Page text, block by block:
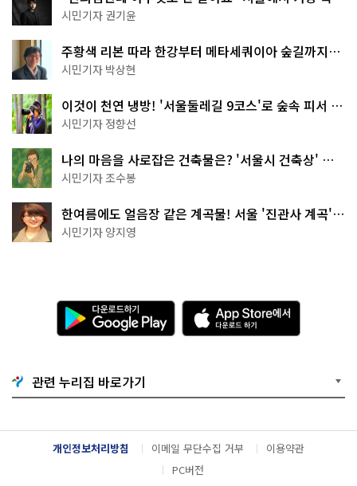
한 편의점의 정체
시민기자 권기윤
주황색 리본 따라 한강부터 메타세쿼이아 숲길까지…
서울둘레길 15코스
시민기자 박상현
이것이 천연 냉방! '서울둘레길 9코스'로 숲속 피서 떠
나볼까
시민기자 정향선
나의 마음을 사로잡은 건축물은? '서울시 건축상' 수
상작 공개!
시민기자 조수봉
한여름에도 얼음장 같은 계곡물! 서울 '진관사 계곡'이
천국이네~
시민기자 양지영
다
운
로
기
G
o
g
l
e
A
p
p
e
서
다
운
관련 누리집 바로가기
개인정보처리방침 이메일 무단수집 거부
이용약관
PC버전